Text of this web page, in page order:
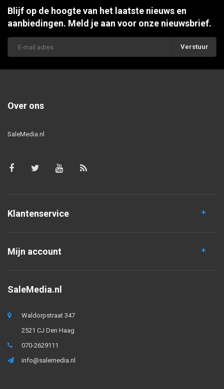
Blijf op de hoogte van het laatste nieuws en
aanbiedingen. Meld je aan voor onze nieuwsbrief.
Verstuur
Over ons
SaleMedia.nl
Klantenservice
Mijn account
SaleMedia.nl
Waldorpstraat 347
2521 CJ Den Haag
070-2629111
info@salemedia.nl